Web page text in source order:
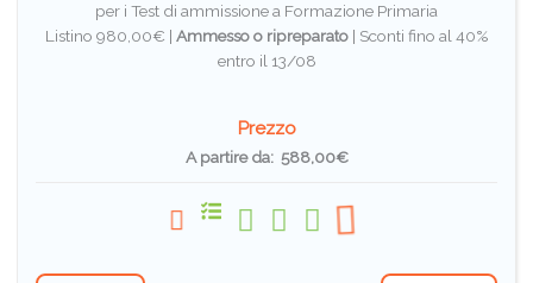
per i Test di ammissione a Formazione Primaria
Listino 980,00€ | Ammesso o ripreparato| Sconti fino al 40%
entro il 13/08
Prezzo
A partire da: 588,00€